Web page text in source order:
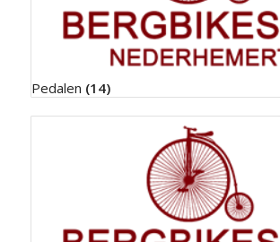
Pedalen (14)